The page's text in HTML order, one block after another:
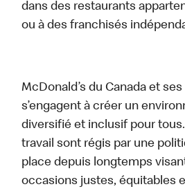
dans des restaurants
ou à des franchisés
McDonald’s du Canada et
s’engagent à créer un
diversifié et inclusif pour
travail sont régis par une
place depuis longtemps
occasions justes, équitables